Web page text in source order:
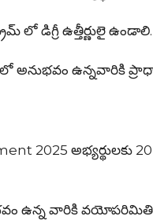
లో డిగ్రీ ఉత్తీర్ణులై ఉండాలి.
అనుభవం ఉన్నవారికి
2025 అభ్యర్థులకు
ఉన్న వారికి